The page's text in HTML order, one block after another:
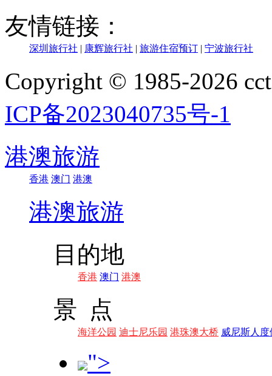
友情链接：
深圳旅行社 | 康辉旅行社 | 旅游住宿预订 | 宁波旅行社
Copyright © 1985-2026
ICP备2023040735号-1
港澳旅游
香港 澳门 港澳
港澳旅游
目的地
香港 澳门 港澳
景 点
海洋公园 迪士尼乐园 港珠澳大桥 威尼斯人度
">